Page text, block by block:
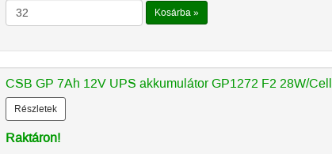
Kosárba »
CSB GP 7Ah 12V UPS akkumulátor GP1272 F2 28W/Cell
Részletek
Raktáron!